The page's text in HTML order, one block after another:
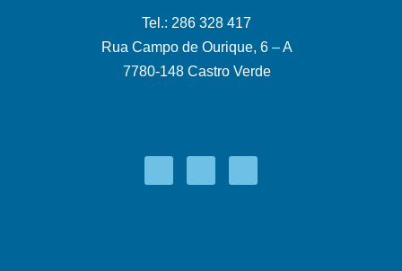
Tel.: 286 328 417
Rua Campo de Ourique, 6 – A
7780-148 Castro Verde